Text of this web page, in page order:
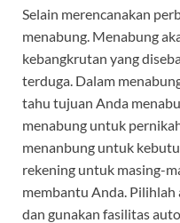
Selain merencanakan
menabung. Menabung
kebangkrutan yang
terduga. Dalam
tahu tujuan Anda
menabung untuk
menanbung untuk
rekening untuk masing-
membantu Anda. Pilihlah
dan gunakan fasilitas